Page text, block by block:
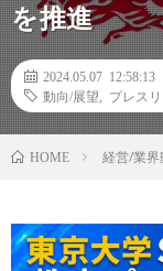
を推進
2024.05.07 12:58:13
動向/展望
プレス
HOME 経営/業界